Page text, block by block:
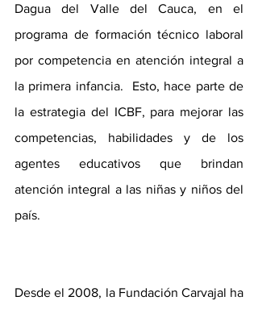
Dagua del Valle del Cauca, en el
programa de formación técnico laboral
por competencia en atención integral a
la primera infancia.  Esto, hace parte de
la estrategia del ICBF, para mejorar las
competencias, habilidades y de los
agentes educativos que brindan
atención integral a las niñas y niños del
país.
Desde el 2008, la Fundación Carvajal ha